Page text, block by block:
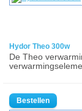
Hydor Theo 300w
De Theo